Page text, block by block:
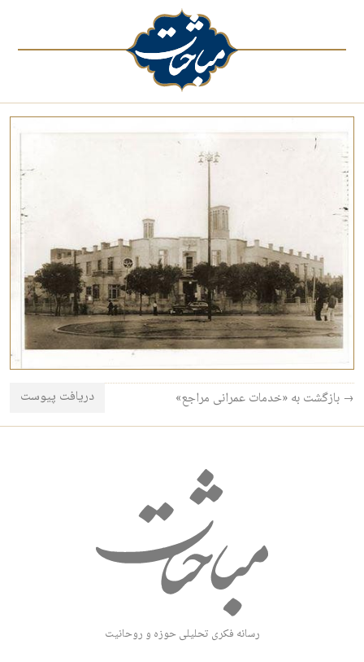
دریافت پیوست → بازگشت به «خدمات عمرانی مراجع»
رسانه فکری تحلیلی حوزه و روحانیت